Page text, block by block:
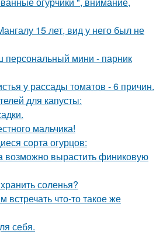
15 лет, вид у него был не
персональный мини - парник
у рассады томатов - 6 причин.
для капусты:
мальчика!
сорта огурцов:
возможно вырастить финиковую
соленья?
встречать что-то такое же
себя.